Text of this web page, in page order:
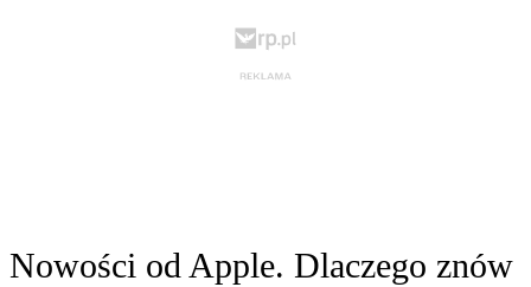
Nowości od Apple. Dlaczego znów